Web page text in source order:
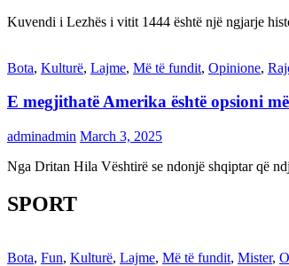
Kuvendi i Lezhës i vitit 1444 është një ngjarje
Bota, Kulturë, Lajme, Më të fundit, Opinione,
E megjithatë Amerika është opsioni
adminadmin March 3, 2025
Nga Dritan Hila Vështirë se ndonjë shqiptar që
SPORT
Bota, Fun, Kulturë, Lajme, Më të fundit, Mister,